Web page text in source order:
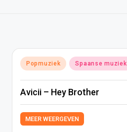
Geplaatst
in
Popmuziek Spaanse muziek
Avicii – Hey Brother
MEER WEERGEVEN